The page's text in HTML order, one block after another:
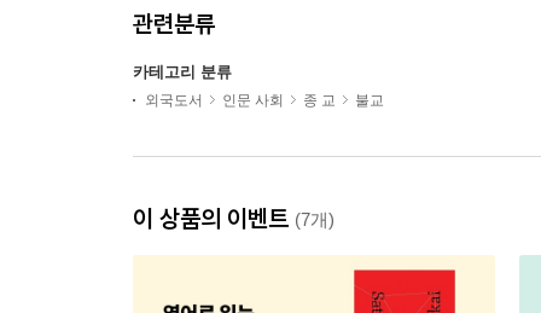
관련분류
카테고리 분류
외국도서 인문 사회 종 교 불교
이 상품의 이벤트 (7개)